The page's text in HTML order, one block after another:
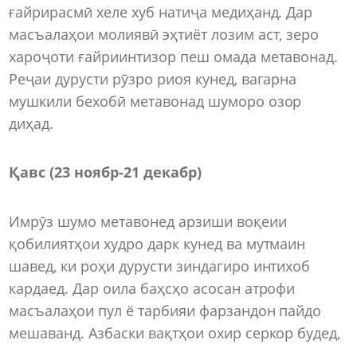
ғайрирасмӣ хеле хуб натиҷа медиҳанд. Дар
масъалаҳои молиявӣ эҳтиёт лозим аст, зеро
хароҷоти ғайриинтизор пеш омада метавонад.
Реҷаи дурусти рӯзро риоя кунед, вагарна
мушкили бехобӣ метавонад шуморо озор
диҳад.
Қавс (23 ноябр-21 декабр)
Имрӯз шумо метавонед арзиши воқеии
қобилиятҳои худро дарк кунед ва мутмаин
шавед, ки роҳи дурусти зиндагиро интихоб
кардаед. Дар оила баҳсҳо асосан атрофи
масъалаҳои пул ё тарбияи фарзандон пайдо
мешаванд. Азбаски вақтҳои охир серкор будед,